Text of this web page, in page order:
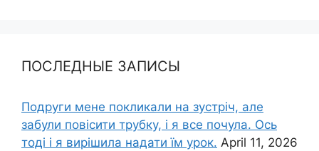
ПОСЛЕДНЫЕ ЗАПИСЫ
Подруги мене покликали на зустріч, але
забули повісити трубку, і я все почула. Ось
тоді і я вирішила надати їм урок. April 11, 2026